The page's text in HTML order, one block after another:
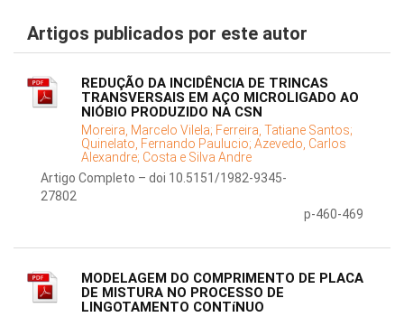
Artigos publicados por este autor
REDUÇÃO DA INCIDÊNCIA DE TRINCAS
TRANSVERSAIS EM AÇO MICROLIGADO AO
NIÓBIO PRODUZIDO NA CSN
Moreira, Marcelo Vilela; Ferreira, Tatiane Santos;
Quinelato, Fernando Paulucio; Azevedo, Carlos
Alexandre; Costa e Silva Andre
Artigo Completo – doi 10.5151/1982-9345-
27802
p-460-469
MODELAGEM DO COMPRIMENTO DE PLACA
DE MISTURA NO PROCESSO DE
LINGOTAMENTO CONTíNUO